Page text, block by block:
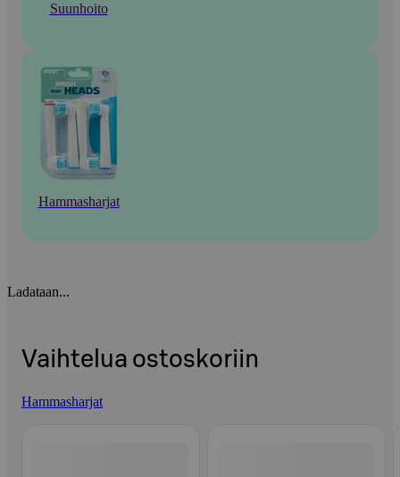
Suunhoito
Hammasharjat
Ladataan...
Vaihtelua ostoskoriin
Hammasharjat